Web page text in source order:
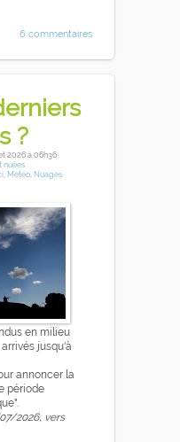
6 commentaires
?
2026à 06h36
nuées
, Météo, Nuages
en milieu
jusqu'à
annoncer la
période
2026, vers